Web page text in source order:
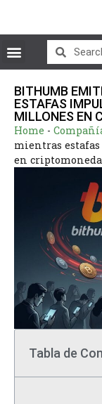
BITHUMB
ESTAFAS
MILLONES EN
Home -
mientras
en
Tabla de